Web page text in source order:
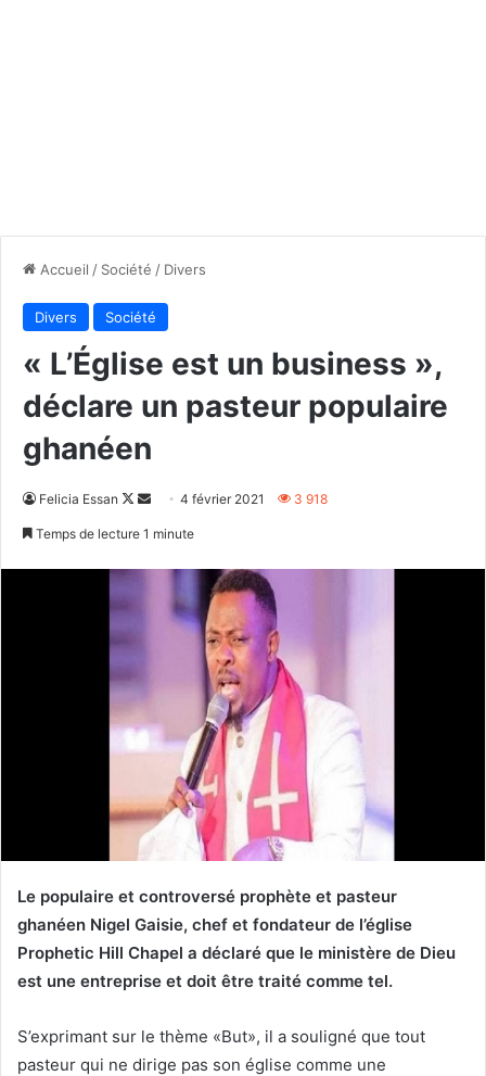
Accueil / Société / Divers
Divers Société
« L’Église est un business »,
déclare un pasteur populaire
ghanéen
Felicia Essan
Follow
Envoyer4 février 2021 3 918
Temps de lecture 1 minute
Le populaire et controversé prophète et pasteur
ghanéen Nigel Gaisie, chef et fondateur de l’église
Prophetic Hill Chapel a déclaré que le ministère de Dieu
est une entreprise et doit être traité comme tel.
S’exprimant sur le thème «But», il a souligné que tout
pasteur qui ne dirige pas son église comme une